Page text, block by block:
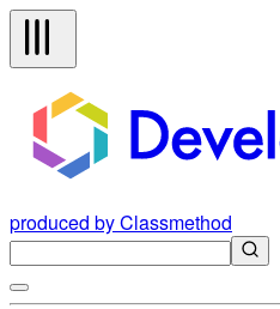
produced by Classmethod